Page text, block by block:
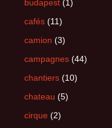
budapest (1)
cafés (11)
camion (3)
campagnes (44)
chantiers (10)
chateau (5)
cirque (2)